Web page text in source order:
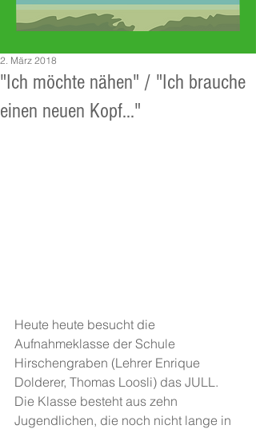
"Ich möchte nähen" / "Ich brauche
einen neuen Kopf..."
2. März 2018
Heute heute besucht die
Aufnahmeklasse der Schule
Hirschengraben (Lehrer Enrique
Dolderer, Thomas Loosli) das JULL.
Die Klasse besteht aus zehn
Jugendlichen, die noch nicht lange in